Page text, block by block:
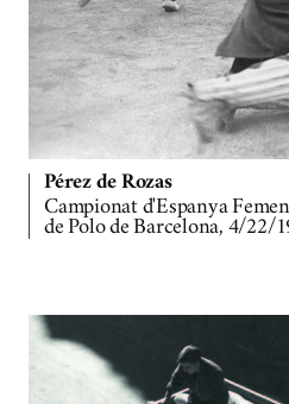
Pérez de Rozas
Campionat d'Espanya
de Polo de Barcelona, 4/22/